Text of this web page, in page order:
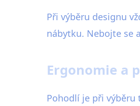
Při výběru designu
nábytku. Nebojte se
Ergonomie a
Pohodlí je při výběru